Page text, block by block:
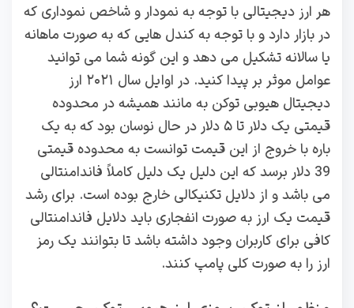
هر ارز دیجیتالی با توجه به نمودار و شاخص نموداری که
در بازار دارد و با توجه به کندل هایی که به صورت ماهانه
یا سالانه تشکیل می دهد و این گونه شما می توانید
عوامل موثر بر پیدا کنید. در اوایل سال ۲۰۲۱ ارز
دیجیتال هیوبی توکن به مانند همیشه در محدوده
قیمتی یک دلار تا ۵ دلار در حال نوسان بود که به یک
باره با خروج از این قیمت توانست به محدوده قیمتی
39 دلار برسد که این دلیل یک دلیل کاملاً فاندامنتالی
می باشد و از دلایل تکنیکالی خارج بوده است. برای رشد
قیمت یک ارز به صورت انفجاری باید دلایل فاندامنتالی
کافی برای کاربران وجود داشته باشد تا بتوانند یک رمز
ارز را به صورت کلی پامپ کنند.